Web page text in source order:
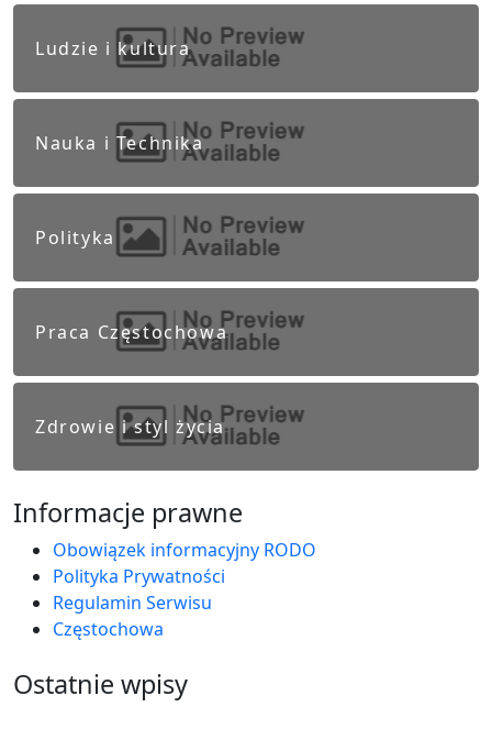
Ludzie i kultura
Nauka i Technika
Polityka
Praca Częstochowa
Zdrowie i styl życia
Informacje prawne
Obowiązek informacyjny RODO
Polityka Prywatności
Regulamin Serwisu
Częstochowa
Ostatnie wpisy